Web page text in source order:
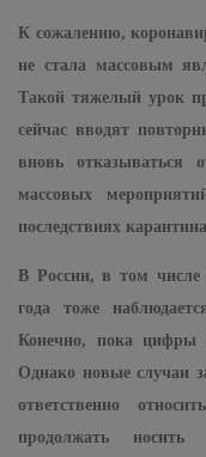
К сожалению,
не стала массовым
Такой тяжелый урок
сейчас вводят
вновь отказываться
массовых
последствиях
В России, в том числе
года тоже
Конечно, пока цифры
Однако новые случаи
ответственно
продолжать носить